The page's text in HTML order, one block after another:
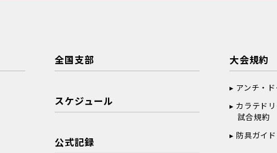
全国支部
スケジュール
公式記録
大会規約
アンチ・
カラテド
試合規約
防具ガイ